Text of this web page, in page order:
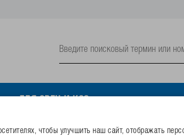
чтобы улучшить наш сайт, отображать